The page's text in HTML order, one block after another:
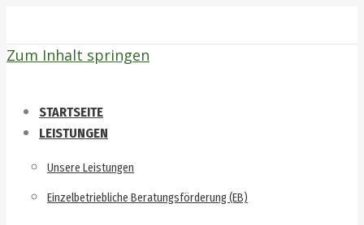
Zum Inhalt springen
STARTSEITE
LEISTUNGEN
Unsere Leistungen
Einzelbetriebliche Beratungsförderung (EB)